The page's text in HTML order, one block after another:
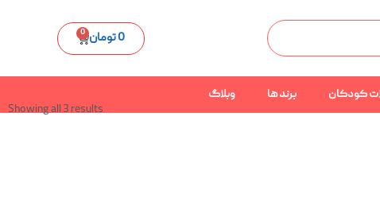
0تومان 0
کودکان برند ها
وبلاگ
Showing all 3 results